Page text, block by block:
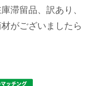
滞留品、訳あり、
がございましたら